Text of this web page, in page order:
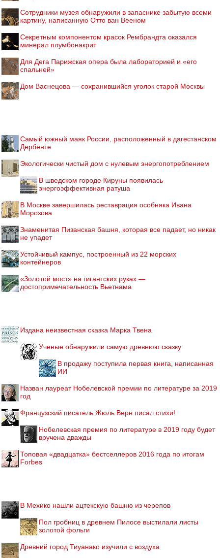
Cотрудники музея обнаружили в запаснике забытую всеми
картину, написанную Отто ван Вееном
Секретным компонентом красок Рембрандта оказался
минерал плумбонакрит
Для Дега Парижская опера была лабораторией и «его
спальней»
Дом Васнецова — сохранившийся уголок старой Москвы
Самый южный маяк России, расположенный в дагестанском
Дербенте
Экологически чистый дом с нулевым энергопотреблением
В шведском городе Кируны появилась
энергоэффективная ратуша
В Москве завершилась реставрация особняка Ивана
Морозова
Знаменитая Пизанская башня, которая все падает, но никак
не упадет
Устойчивый кампус, построенный из 22 морских
контейнеров
«Золотой мост» на гигантских руках —
достопримечательность Вьетнама
Издана неизвестная сказка Марка Твена
Ученые обнаружили самую древнюю сказку
В продажу поступила первая книга, написанная
ИИ
Назван лауреат Нобелевской премии по литературе за 2019
год
Французский писатель Жюль Верн писал стихи!
Нобелевская премия по литературе в 2019 году будет
вручена дважды
Топовая «двадцатка» бестселлеров 2016 года по итогам
Forbes
В Мехико нашли ацтекскую башню из черепов
Пол гробниц в древнем Пилосе выстилали листы
золотой фольги
Древний город Тиуанако изучили с воздуха